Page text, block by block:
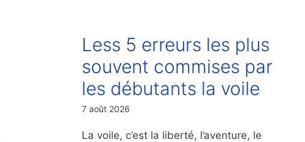
Less 5 erreurs les plus
souvent commises par
les débutants la voile
7 août 2026
La voile, c’est la liberté, l’aventure, le